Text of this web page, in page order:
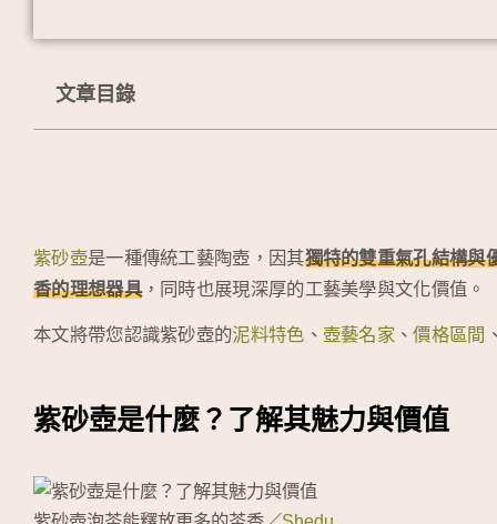
文章目錄
紫砂壺是一種傳統工藝陶壺，因其獨特的雙重氣孔結構與
香的理想器具，同時也展現深厚的工藝美學與文化價值。
本文將帶您認識紫砂壺的泥料特色 、 壺藝名家 、價格區間
紫砂壺是什麼？了解其魅力與價值